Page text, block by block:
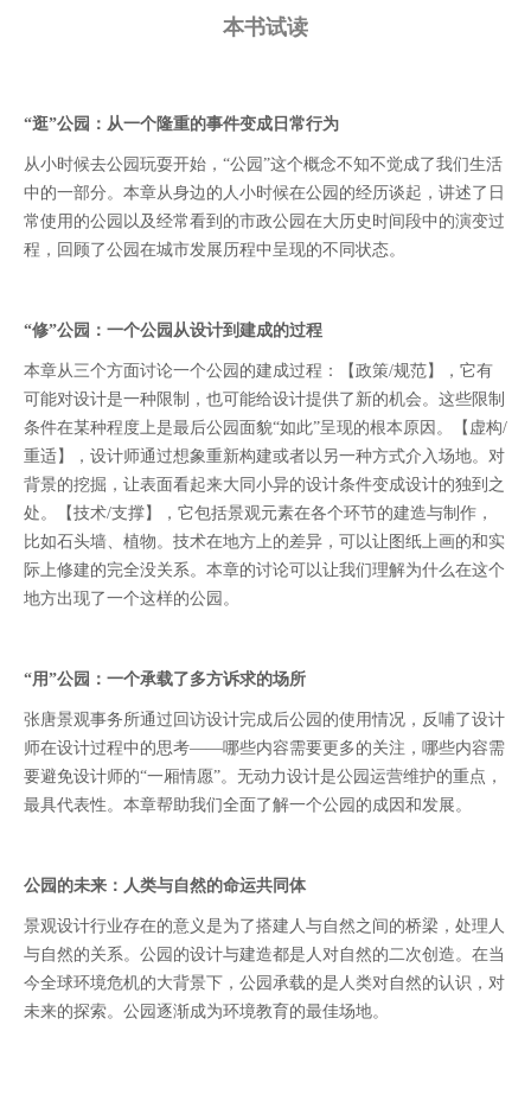
本书试读
“逛”公园：从一个隆重的事件变成日常行为
从小时候去公园玩耍开始，“公园”这个概念不知不觉成了我们生活
中的一部分。本章从身边的人小时候在公园的经历谈起，讲述了日
常使用的公园以及经常看到的市政公园在大历史时间段中的演变过
程，回顾了公园在城市发展历程中呈现的不同状态。
“修”公园：一个公园从设计到建成的过程
本章从三个方面讨论一个公园的建成过程：【政策/规范】，它有
可能对设计是一种限制，也可能给设计提供了新的机会。这些限制
条件在某种程度上是最后公园面貌“如此”呈现的根本原因。【虚构/
重适】，设计师通过想象重新构建或者以另一种方式介入场地。对
背景的挖掘，让表面看起来大同小异的设计条件变成设计的独到之
处。【技术/支撑】，它包括景观元素在各个环节的建造与制作，
比如石头墙、植物。技术在地方上的差异，可以让图纸上画的和实
际上修建的完全没关系。本章的讨论可以让我们理解为什么在这个
地方出现了一个这样的公园。
“用”公园：一个承载了多方诉求的场所
张唐景观事务所通过回访设计完成后公园的使用情况，反哺了设计
师在设计过程中的思考——哪些内容需要更多的关注，哪些内容需
要避免设计师的“一厢情愿”。无动力设计是公园运营维护的重点，
最具代表性。本章帮助我们全面了解一个公园的成因和发展。
公园的未来：人类与自然的命运共同体
景观设计行业存在的意义是为了搭建人与自然之间的桥梁，处理人
与自然的关系。公园的设计与建造都是人对自然的二次创造。在当
今全球环境危机的大背景下，公园承载的是人类对自然的认识，对
未来的探索。公园逐渐成为环境教育的最佳场地。